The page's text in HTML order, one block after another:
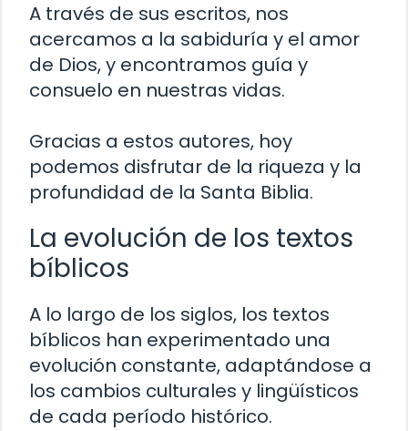
A través de sus escritos, nos
acercamos a la sabiduría y el amor
de Dios, y encontramos guía y
consuelo en nuestras vidas.
Gracias a estos autores, hoy
podemos disfrutar de la riqueza y la
profundidad de la Santa Biblia.
La evolución de los textos
bíblicos
A lo largo de los siglos, los textos
bíblicos han experimentado una
evolución constante, adaptándose a
los cambios culturales y lingüísticos
de cada período histórico.